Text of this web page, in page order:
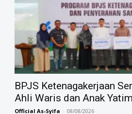
BPJS Ketenagakerjaan
Ahli Waris dan Anak
Official As-Syifa - 08/08/2026